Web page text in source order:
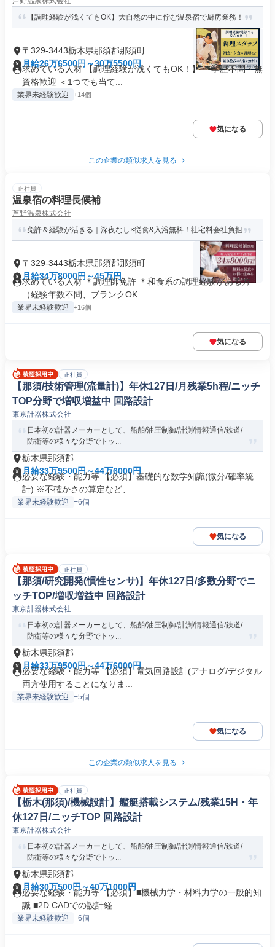
【調理経験が浅くてもOK】大自然の中に佇む温泉宿で厨房業務！
〒329-3443栃木県那須郡那須町
月給26万6500円～30万5500円
求めている人材 【調理経験が浅くてもOK！】 ＊学歴不問・無
資格歓迎 ＜1つでも当て...
業界未経験歓迎 +14個
気になる
この企業の類似求人を見る
正社員
温泉宿の料理長候補
芦野温泉株式会社
免許＆経験が活きる｜深夜なし×従食&入浴無料！社宅料会社負担
〒329-3443栃木県那須郡那須町
月給34万8000円～45万円
求めている人材 ＊調理師免許 ＊和食系の調理経験がある方
（経験年数不問、ブランクOK...
業界未経験歓迎 +16個
気になる
正社員
【那須/技術管理(流量計)】年休127日/月残業5h程/ニッチ
TOP分野で増収増益中 回路設計
東京計器株式会社
日本初の計器メーカーとして、船舶/油圧制御/計測/情報通信/鉄道/
防衛等の様々な分野でトッ...
栃木県那須郡
月給33万9500円～44万6000円
必要な経験・能力等 【必須】基礎的な数学知識(微分/確率統
計) ※不確かさの算定など、...
業界未経験歓迎 +6個
気になる
正社員
【那須/研究開発(慣性センサ)】年休127日/多数分野でニ
ッチTOP/増収増益中 回路設計
東京計器株式会社
日本初の計器メーカーとして、船舶/油圧制御/計測/情報通信/鉄道/
防衛等の様々な分野でトッ...
栃木県那須郡
月給33万9500円～44万6000円
必要な経験・能力等 【必須】電気回路設計(アナログ/デジタル
両方使用することになりま...
業界未経験歓迎 +5個
気になる
この企業の類似求人を見る
正社員
【栃木(那須)/機械設計】艦艇搭載システム/残業15H・年
休127日/ニッチTOP 回路設計
東京計器株式会社
日本初の計器メーカーとして、船舶/油圧制御/計測/情報通信/鉄道/
防衛等の様々な分野でトッ...
栃木県那須郡
月給30万500円～40万1000円
必要な経験・能力等 【必須】■機械力学・材料力学の一般的知
識 ■2D CADでの設計経...
業界未経験歓迎 +6個